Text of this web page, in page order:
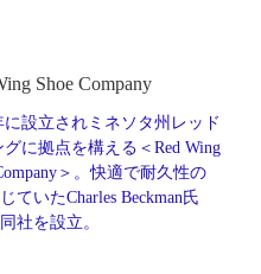
Shoe Company
に設立されミネソタ州レッド
グに拠点を構える＜Red Wing
＞。快適で耐久性の
ていたCharles Beckman氏
社を設立。